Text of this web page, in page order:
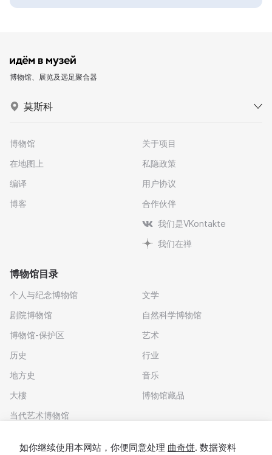
博物馆、展览及远足聚合器
莫斯科
博物馆
在地图上
编译
博客
关于项目
私隐政策
用户协议
合作伙伴
我们是VKontakte
我们在禅
博物馆目录
个人与纪念博物馆
剧院博物馆
博物馆-保护区
历史
地方史
大樓
当代艺术博物馆
文学
自然科学博物馆
艺术
行业
音乐
博物馆藏品
如你继续使用本网站，你便同意处理 曲奇饼. 数据资料